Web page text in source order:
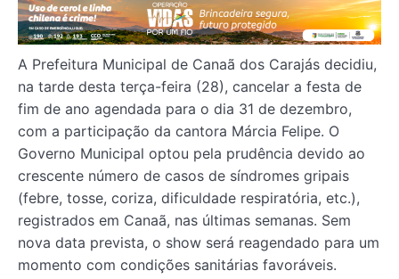
A Prefeitura Municipal de Canaã dos Carajás decidiu,
na tarde desta terça-feira (28), cancelar a festa de
fim de ano agendada para o dia 31 de dezembro,
com a participação da cantora Márcia Felipe. O
Governo Municipal optou pela prudência devido ao
crescente número de casos de síndromes gripais
(febre, tosse, coriza, dificuldade respiratória, etc.),
registrados em Canaã, nas últimas semanas. Sem
nova data prevista, o show será reagendado para um
momento com condições sanitárias favoráveis.